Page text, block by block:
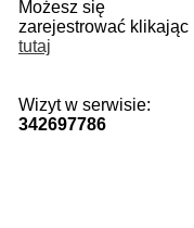
Możesz się
zarejestrować klikając
tutaj
Wizyt w serwisie:
342697786